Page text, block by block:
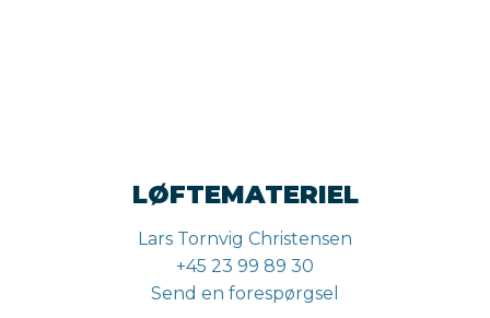
LØFTEMATERIEL
Lars Tornvig Christensen
+45 23 99 89 30
Send en forespørgsel